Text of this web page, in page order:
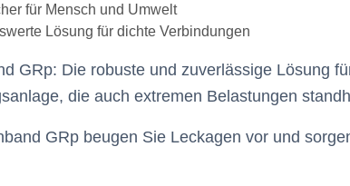
für Mensch und Umwelt
Lösung für dichte Verbindungen
GRp: Die robuste und zuverlässige Lösung
die auch extremen Belastungen
GRp beugen Sie Leckagen vor und